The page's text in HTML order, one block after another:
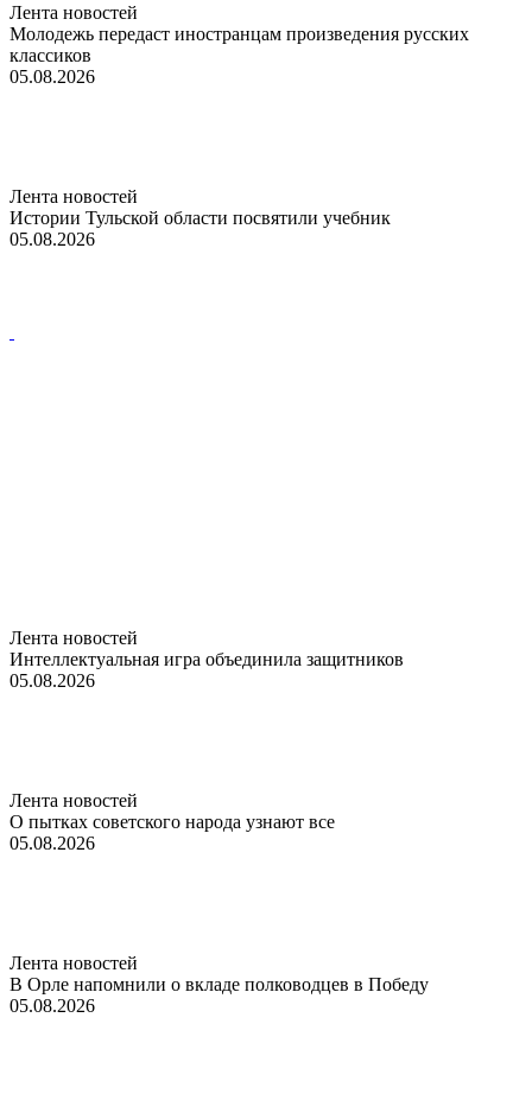
Лента новостей
Молодежь передаст иностранцам произведения русских
классиков
05.08.2026
Лента новостей
Истории Тульской области посвятили учебник
05.08.2026
Лента новостей
Интеллектуальная игра объединила защитников
05.08.2026
Лента новостей
О пытках советского народа узнают все
05.08.2026
Лента новостей
В Орле напомнили о вкладе полководцев в Победу
05.08.2026